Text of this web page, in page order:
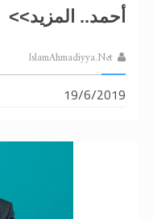
أحمد.. المزيد>>
IslamAhmadiyya.Net
19/6/2019